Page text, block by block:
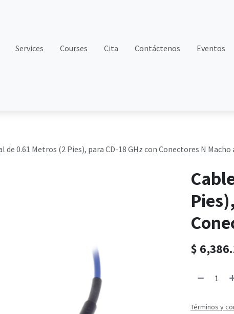
Services Courses Cita Contáctenos Eventos
de 0.61 Metros (2 Pies), para CD-18 GHz con Conectores N Macho
$
Términos y